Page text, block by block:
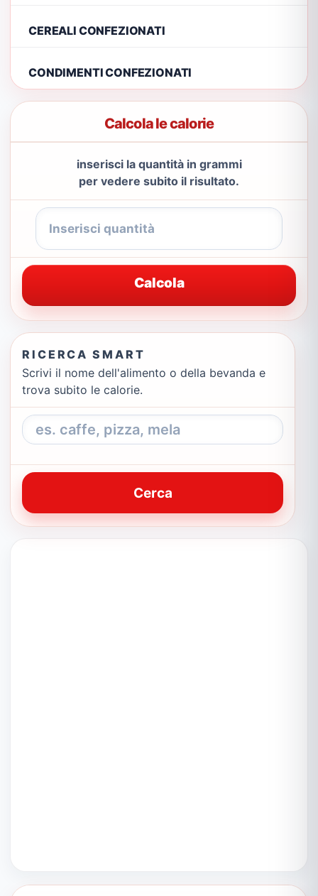
CEREALI CONFEZIONATI
CONDIMENTI CONFEZIONATI
Calcola le calorie
inserisci la quantità in grammi
per vedere subito il risultato.
Calcola
RICERCA SMART
Scrivi il nome dell'alimento o della bevanda e
trova subito le calorie.
Cerca